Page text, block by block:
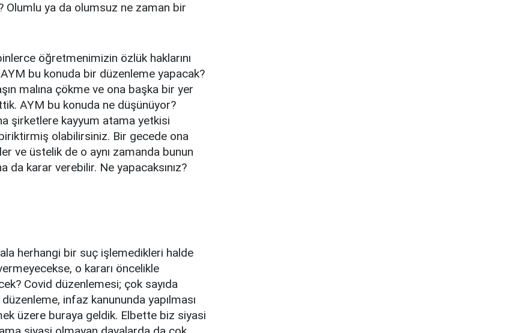
Olumlu ya da olumsuz ne zaman bir
öğretmenimizin özlük haklarını
bu konuda bir düzenleme yapacak?
malına çökme ve ona başka bir yer
AYM bu konuda ne düşünüyor?
şirketlere kayyum atama yetkisi
olabilirsiniz. Bir gecede ona
ve üstelik de o aynı zamanda bunun
da karar verebilir. Ne yapacaksınız?
herhangi bir suç işlemedikleri halde
o kararı öncelikle
Covid düzenlemesi; çok sayıda
infaz kanununda yapılması
üzere buraya geldik. Elbette biz siyasi